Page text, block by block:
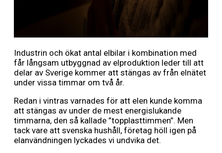
Industrin och ökat antal elbilar i kombination med
får långsam utbyggnad av elproduktion leder till att
delar av Sverige kommer att stängas av från elnätet
under vissa timmar om två år.
Redan i vintras varnades för att elen kunde komma
att stängas av under de mest energislukande
timmarna, den så kallade ”topplasttimmen”. Men
tack vare att svenska hushåll, företag höll igen på
elanvändningen lyckades vi undvika det.